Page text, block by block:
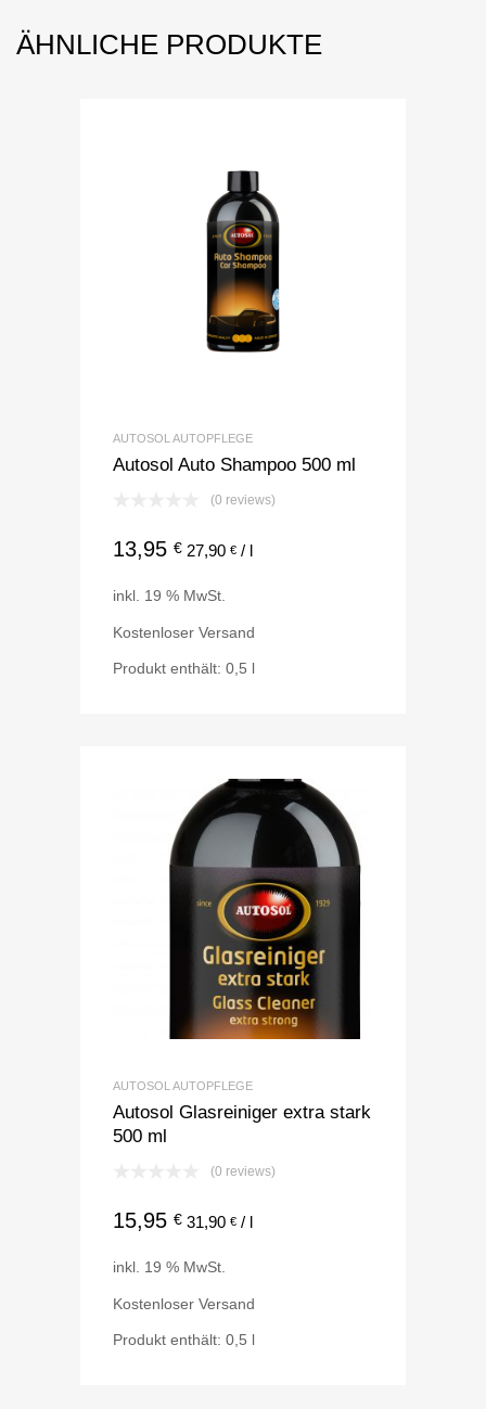
ÄHNLICHE PRODUKTE
AUTOSOL AUTOPFLEGE
Autosol Auto Shampoo 500 ml
(0 reviews)
13,95 € 27,90 € / l
inkl. 19 % MwSt.
Kostenloser Versand
Produkt enthält: 0,5 l
AUTOSOL AUTOPFLEGE
Autosol Glasreiniger extra stark
500 ml
(0 reviews)
15,95 € 31,90 € / l
inkl. 19 % MwSt.
Kostenloser Versand
Produkt enthält: 0,5 l